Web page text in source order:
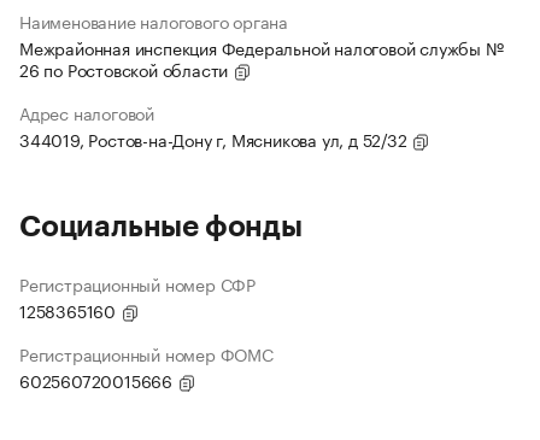
Наименование налогового органа
Межрайонная инспекция Федеральной налоговой службы №
26 по Ростовской области
Адрес налоговой
344019, Ростов-на-Дону г, Мясникова ул, д 52/32
Социальные фонды
Регистрационный номер СФР
1258365160
Регистрационный номер ФОМС
602560720015666